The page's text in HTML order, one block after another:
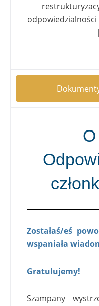
odpowiedzialności
Zostałaś/eś
wspaniała
Gratulujemy!
Szampany